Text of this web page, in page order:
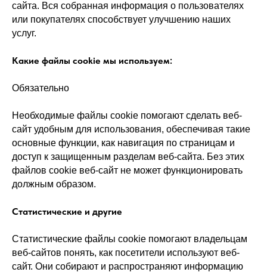
сайта. Вся собранная информация о пользователях
или покупателях способствует улучшению наших
услуг.
Какие файлы cookie мы используем:
Обязательно
Необходимые файлы cookie помогают сделать веб-
сайт удобным для использования, обеспечивая такие
основные функции, как навигация по страницам и
доступ к защищенным разделам веб-сайта. Без этих
файлов cookie веб-сайт не может функционировать
должным образом.
Статистические и другие
Статистические файлы cookie помогают владельцам
веб-сайтов понять, как посетители используют веб-
сайт. Они собирают и распространяют информацию